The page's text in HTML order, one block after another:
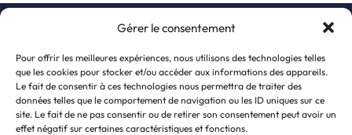
Gérer le consentement
Pour offrir les meilleures expériences, nous utilisons des technologies telles
que les cookies pour stocker et/ou accéder aux informations des appareils.
Le fait de consentir à ces technologies nous permettra de traiter des
données telles que le comportement de navigation ou les ID uniques sur ce
site. Le fait de ne pas consentir ou de retirer son consentement peut avoir un
effet négatif sur certaines caractéristiques et fonctions.
S’inscrire à la newsletter